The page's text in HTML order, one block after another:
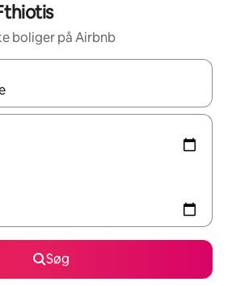
boliger på Airbnb
tilgængelige, skal du navigere med
Søg